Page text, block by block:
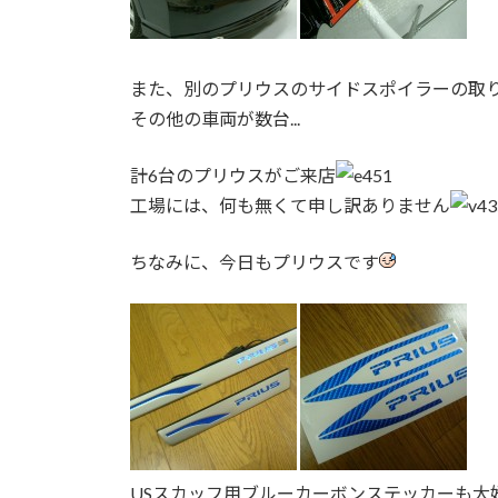
また、別のプリウスのサイドスポイラーの取
その他の車両が数台...
計6台のプリウスがご来店
工場には、何も無くて申し訳ありません
ちなみに、今日もプリウスです
USスカッフ用ブルーカーボンステッカーも大